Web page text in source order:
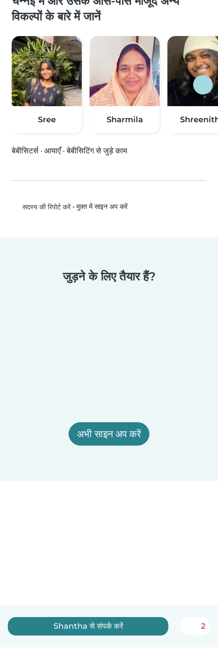
विकल्पों के बारे में जानें
Sree Sharmila
बेबीसिटर्स · आयाएँ ·बेबीसिटिंग से जुड़े काम
सदस्य की रिपोर्ट करें• मुफ़्त में साइन अप करें
जुड़ने के लिए तैयार हैं?
अभी साइन अप करें
Shantha से संपर्क करें 2